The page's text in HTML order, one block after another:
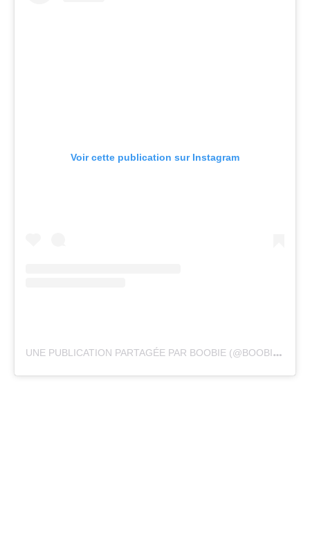
Voir cette publication sur Instagram
U
NE PUBLICATION PARTAGÉE PAR BOOBIE (@BOOBIE_BILLIE)